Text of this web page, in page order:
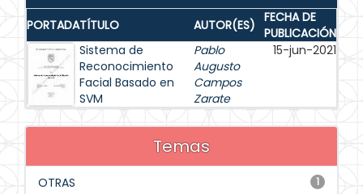
PORTADATÍTULO AUTOR(ES) FECHA DE
PUBLICACIÓN
Sistema de
Reconocimiento
Facial Basado en
SVM
Pablo
Augusto
Campos
Zarate
15-jun-2021
Temas
1
OTRAS